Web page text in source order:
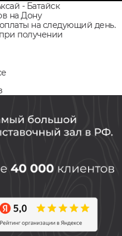
- Батайск
на Дону
на следующий день.
получении